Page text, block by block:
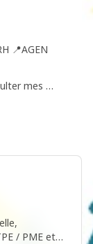
📍AGEN
mes
/ PME et